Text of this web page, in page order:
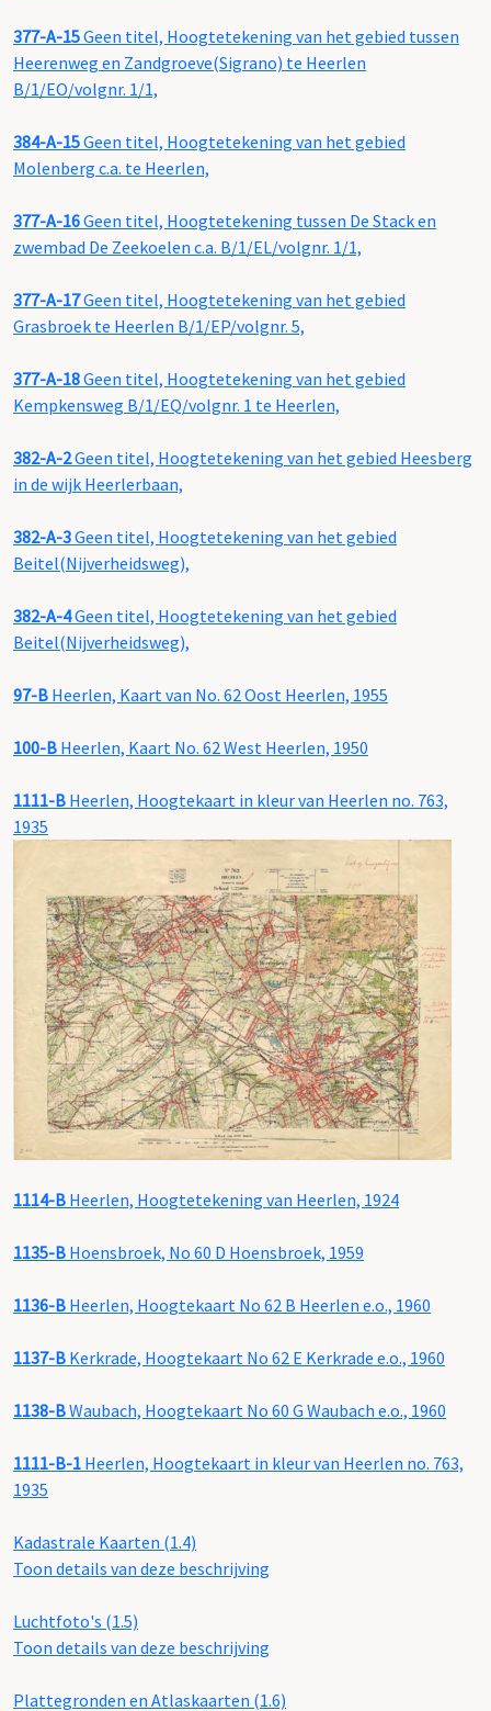
377-A-15Geen titel, Hoogtetekening van het gebied tussen
Heerenweg en Zandgroeve(Sigrano) te Heerlen
B/1/EO/volgnr. 1/1,
384-A-15Geen titel, Hoogtetekening van het gebied
Molenberg c.a. te Heerlen,
377-A-16Geen titel, Hoogtetekening tussen De Stack en
zwembad De Zeekoelen c.a. B/1/EL/volgnr. 1/1,
377-A-17Geen titel, Hoogtetekening van het gebied
Grasbroek te Heerlen B/1/EP/volgnr. 5,
377-A-18Geen titel, Hoogtetekening van het gebied
Kempkensweg B/1/EQ/volgnr. 1 te Heerlen,
382-A-2Geen titel, Hoogtetekening van het gebied Heesberg
in de wijk Heerlerbaan,
382-A-3Geen titel, Hoogtetekening van het gebied
Beitel(Nijverheidsweg),
382-A-4Geen titel, Hoogtetekening van het gebied
Beitel(Nijverheidsweg),
97-B Heerlen, Kaart van No. 62 Oost Heerlen, 1955
100-B Heerlen, Kaart No. 62 West Heerlen, 1950
1111-B Heerlen, Hoogtekaart in kleur van Heerlen no. 763,
1935
1114-B Heerlen, Hoogtetekening van Heerlen, 1924
1135-B Hoensbroek, No 60 D Hoensbroek, 1959
1136-B Heerlen, Hoogtekaart No 62 B Heerlen e.o., 1960
1137-B Kerkrade, Hoogtekaart No 62 E Kerkrade e.o., 1960
1138-BWaubach, Hoogtekaart No 60 G Waubach e.o., 1960
1111-B-1 Heerlen, Hoogtekaart in kleur van Heerlen no. 763,
1935
Kadastrale Kaarten (1.4)
Toon details van deze beschrijving
Luchtfoto's (1.5)
Toon details van deze beschrijving
Plattegronden en Atlaskaarten (1.6)